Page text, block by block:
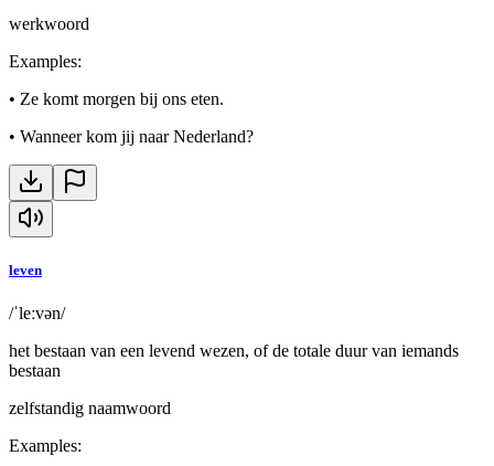
werkwoord
Examples:
• Ze komt morgen bij ons eten.
• Wanneer kom jij naar Nederland?
leven
/ˈleːvən/
het bestaan van een levend wezen, of de totale duur van iemands
bestaan
zelfstandig naamwoord
Examples: